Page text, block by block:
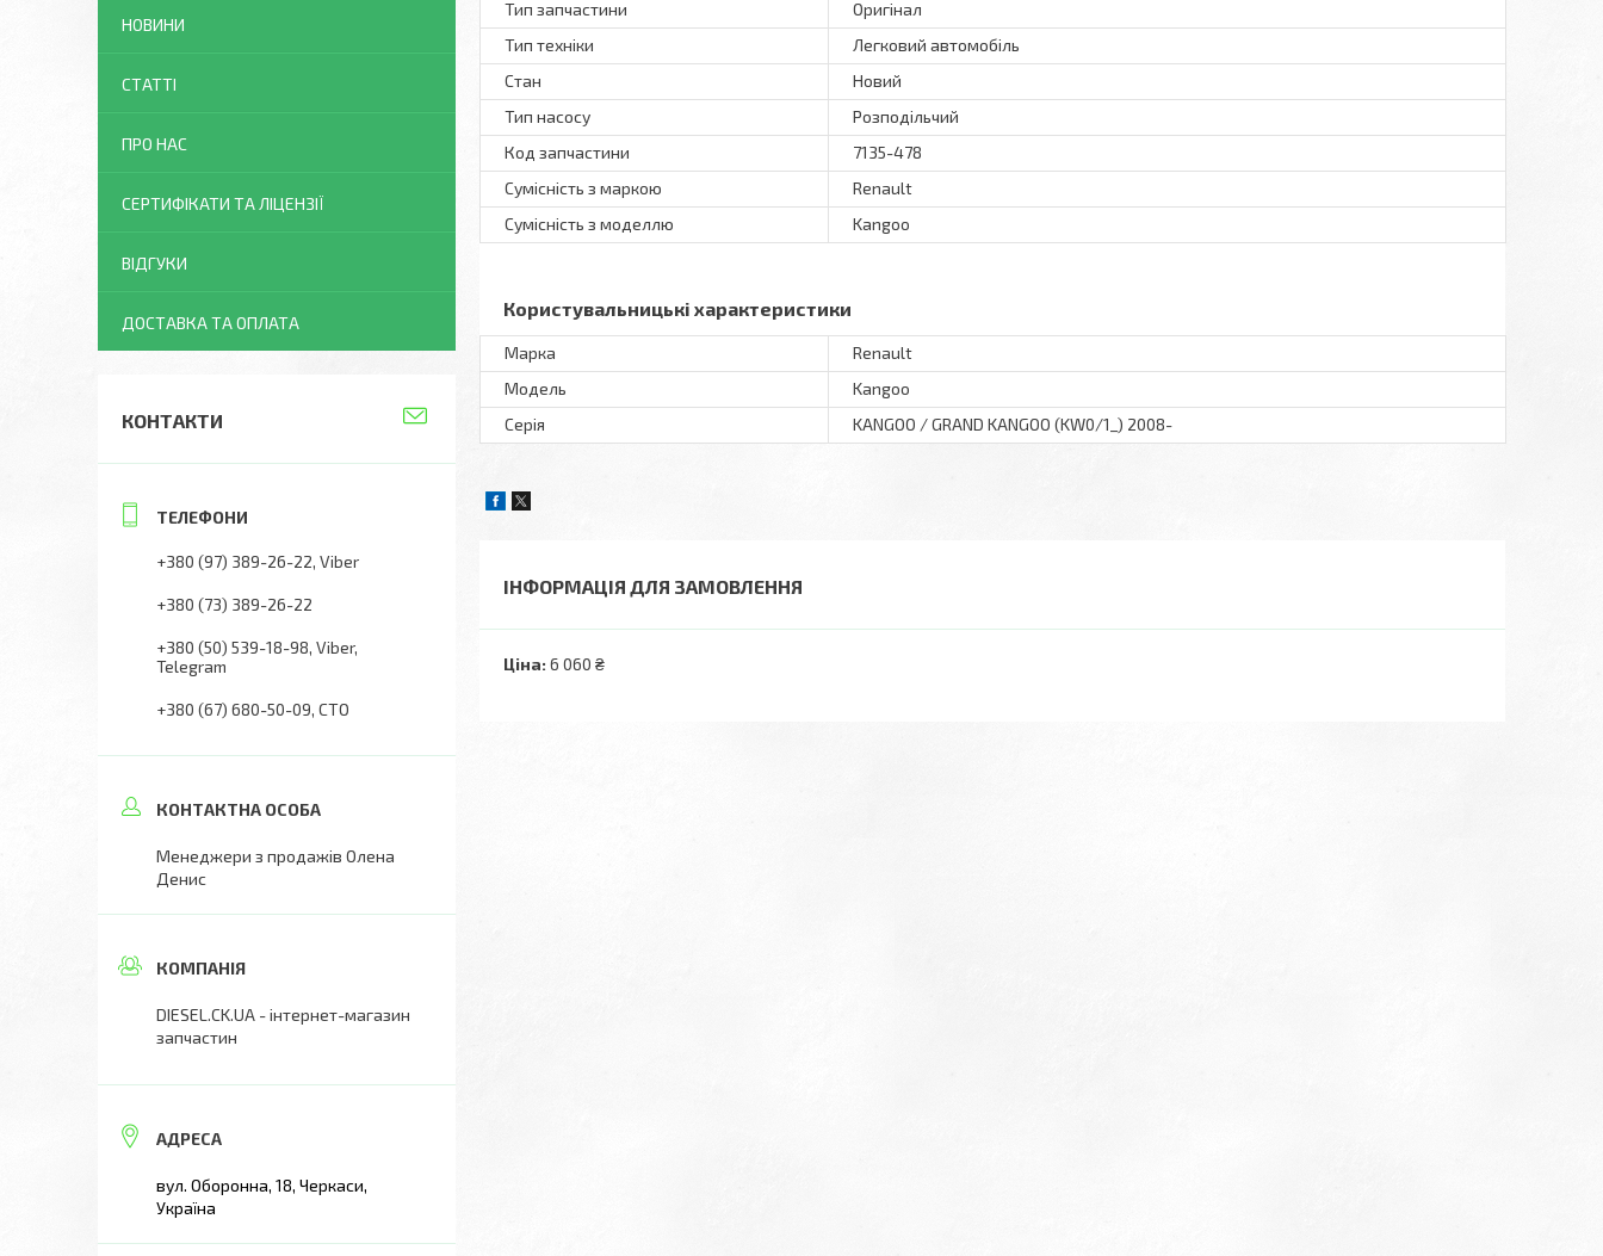
Тип запчастини
Оригінал
Тип техніки
Легковий автомобіль
Стан
Новий
Тип насосу
Розподільчий
Код запчастини
7135-478
Сумісність з маркою
Renault
Сумісність з моделлю
Kangoo
Користувальницькі характеристики
Марка
Renault
Модель
Kangoo
Серія
KANGOO / GRAND KANGOO (KW0/1_) 2008-
ІНФОРМАЦІЯ ДЛЯ ЗАМОВЛЕННЯ
Ціна: 6 060 ₴
НОВИНИ
СТАТТІ
ПРО НАС
СЕРТИФІКАТИ ТА ЛІЦЕНЗІЇ
ВІДГУКИ
ДОСТАВКА ТА ОПЛАТА
КОНТАКТИ
+380 (97) 389-26-22 Viber
+380 (73) 389-26-22
+380 (50) 539-18-98 Viber,
Telegram
+380 (67) 680-50-09 СТО
Менеджери з продажів Олена
Денис
DIESEL.CK.UA - інтернет-магазин
запчастин
вул. Оборонна, 18, Черкаси,
Україна